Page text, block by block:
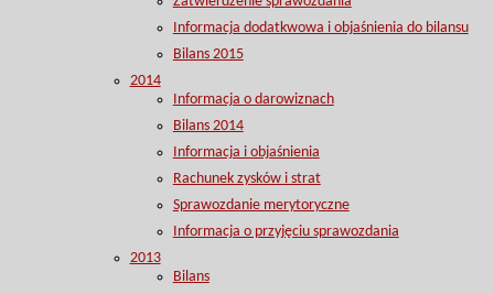
Informacja dodatkwowa i objaśnienia do bilansu
Bilans 2015
2014
Informacja o darowiznach
Bilans 2014
Informacja i objaśnienia
Rachunek zysków i strat
Sprawozdanie merytoryczne
Informacja o przyjęciu sprawozdania
2013
Bilans